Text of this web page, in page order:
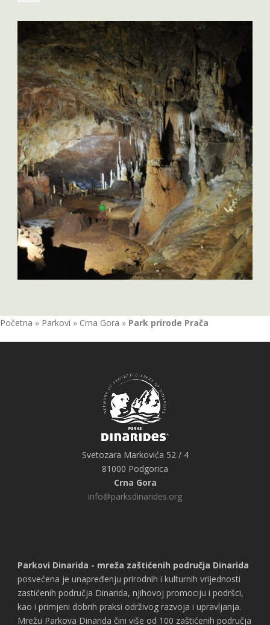
Početna » Parkovi » Crna Gora » Park prirode Prača
Svetozara Markovića 52 / 4
81000 Podgorica
Crna Gora
info@parksdinarides.org
Parkovi Dinarida - mreža zaštićenih područja Dinarida
posvećena je unapređenju prirodnih i kulturnih vrijednosti
zastićenih područja Dinarida, njihovoj promociju i podršci,
kao i primjeni dobrih praksi održivog razvoja i upravljanja.
Mrežu Parkova Dinarida čini više od 100 zaštićenih područja